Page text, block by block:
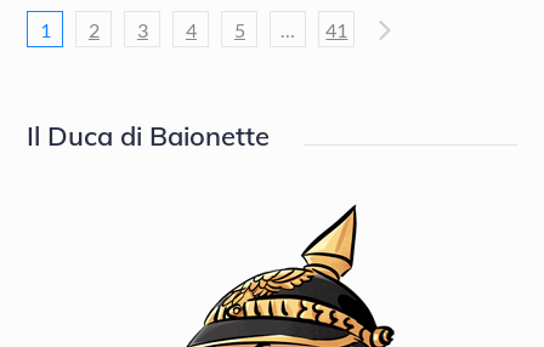
Navigazione
articoli
1 2 3 4 5 … 41
Il Duca di Baionette